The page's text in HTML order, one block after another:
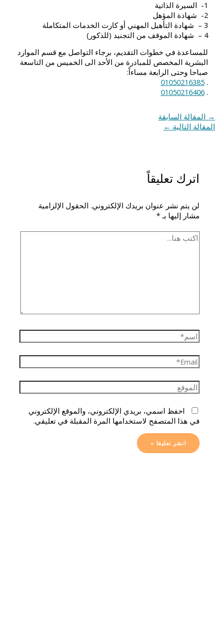
1- السيرة الذاتية
2- شهادة المؤهل
3 – شهادة التأهيل المهني أو كارت الخدمات المتكاملة
4 – شهادة الموقف من التجنيد (للذكور)
للمساعدة في خطوات التقديم، برجاء التواصل مع قسم الموارد
البشرية المخصص للمبادرة من الأحد الى الخميس من التاسعة
صباحا وحتى الرابعة مساءاً:
.
01050216385
.
01050216406
→ المقالة السابقة
المقالة التالية ←
اترك تعليقاً
لن يتم نشر عنوان بريدك الإلكتروني. الحقول الإلزامية
مشار إليها بـ*
احفظ اسمي، بريدي الإلكتروني، والموقع الإلكتروني
في هذا المتصفح لاستخدامها المرة المقبلة في تعليقي.